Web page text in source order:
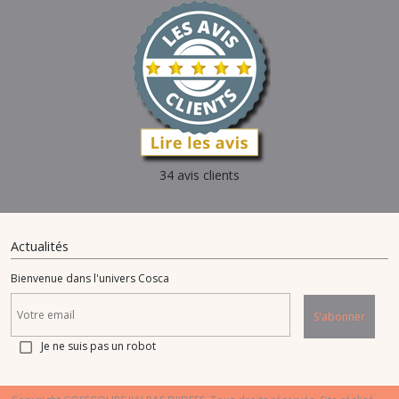
34 avis clients
Actualités
Bienvenue dans l'univers Cosca
S'abonner
Je ne suis pas un robot